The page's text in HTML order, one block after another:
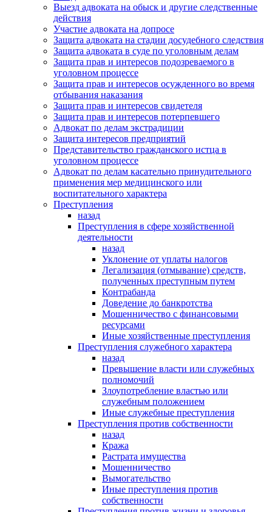
Выезд адвоката на обыск и другие следственные
действия
Участие адвоката на допросе
Защита адвоката на стадии досудебного следствия
Защита адвоката в суде по уголовным делам
Защита прав и интересов подозреваемого в
уголовном процессе
Защита прав и интересов осужденного во время
отбывания наказания
Защита прав и интересов свидетеля
Защита прав и интересов потерпевшего
Адвокат по делам экстрадиции
Защита интересов предприятий
Представительство гражданского истца в
уголовном процессе
Адвокат по делам касательно принудительного
применения мер медицинского или
воспитательного характера
Преступления
назад
Преступления в сфере хозяйственной
деятельности
назад
Уклонение от уплаты налогов
Легализация (отмывание) средств,
полученных преступным путем
Контрабанда
Доведение до банкротства
Мошенничество с финансовыми
ресурсами
Иные хозяйственные преступления
Преступления служебного характера
назад
Превышение власти или служебных
полномочий
Злоупотребление властью или
служебным положением
Иные служебные преступления
Преступления против собственности
назад
Кража
Растрата имущества
Мошенничество
Вымогательство
Иные преступления против
собственности